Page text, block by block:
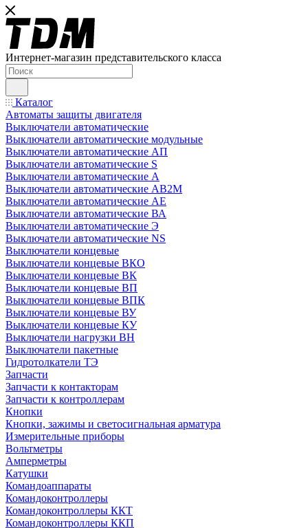
Интернет-магазин представительского класса
Каталог
Автоматы защиты двигателя
Выключатели автоматические
Выключатели автоматические модульные
Выключатели автоматические АП
Выключатели автоматические S
Выключатели автоматические А
Выключатели автоматические АВ2М
Выключатели автоматические АЕ
Выключатели автоматические ВА
Выключатели автоматические Э
Выключатели автоматические NS
Выключатели концевые
Выключатели концевые ВКО
Выключатели концевые ВК
Выключатели концевые ВП
Выключатели концевые ВПК
Выключатели концевые ВУ
Выключатели концевые КУ
Выключатели нагрузки ВН
Выключатели пакетные
Гидротолкатели ТЭ
Запчасти
Запчасти к контакторам
Запчасти к контроллерам
Кнопки
Кнопки, зажимы и светосигнальная арматура
Измерительные приборы
Вольтметры
Амперметры
Катушки
Командоаппараты
Командоконтроллеры
Командоконтроллеры ККТ
Командоконтроллеры ККП